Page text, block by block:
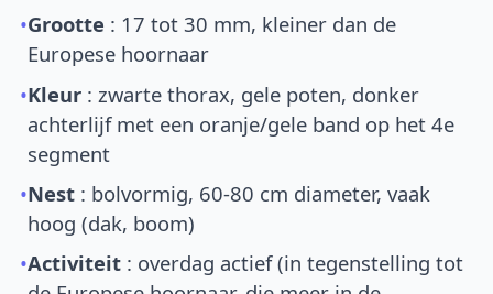
•Grootte : 17 tot 30 mm, kleiner dan de
Europese hoornaar
•Kleur : zwarte thorax, gele poten, donker
achterlijf met een oranje/gele band op het 4e
segment
•Nest : bolvormig, 60-80 cm diameter, vaak
hoog (dak, boom)
•Activiteit : overdag actief (in tegenstelling tot